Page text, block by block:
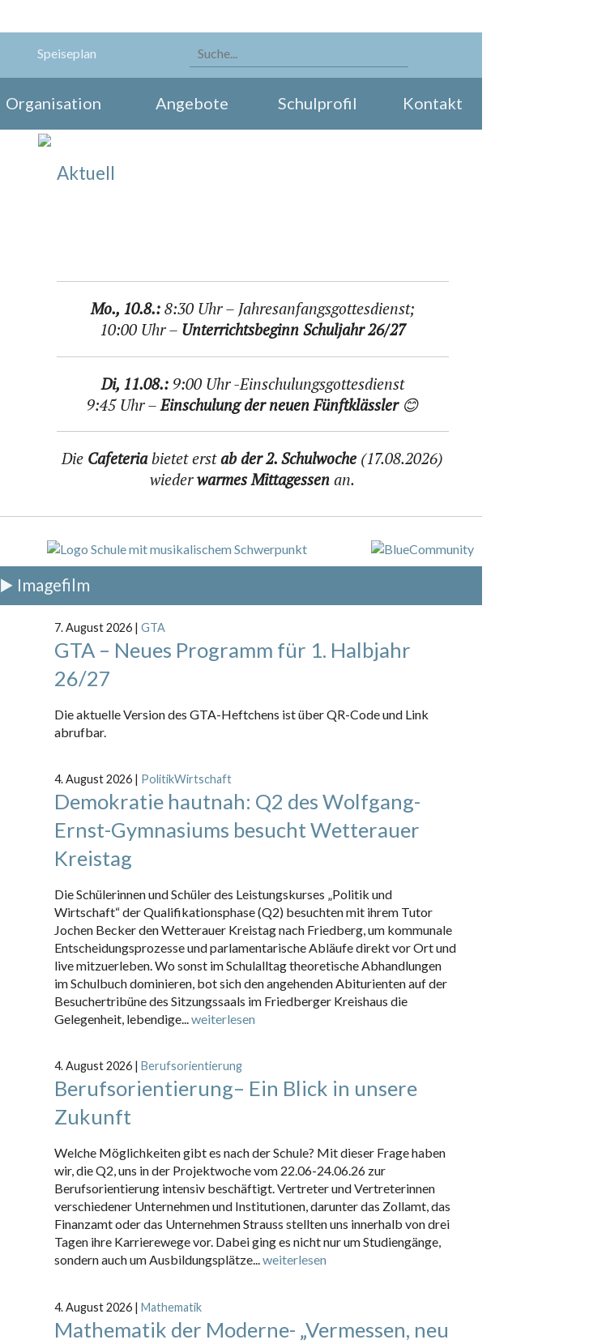
Speiseplan
Organisation Angebote Schulprofil Kontakt
Aktuell
Mo., 10.8.:8:30 Uhr – Jahresanfangsgottesdienst;
10:00 Uhr – Unterrichtsbeginn Schuljahr 26/27
Di, 11.08.:9:00 Uhr -Einschulungsgottesdienst
9:45 Uhr –Einschulung der neuen Fünftklässler 😊
Die Cafeteriabietet erstab der 2. Schulwoche (17.08.2026)
wiederwarmes Mittagessen an.
▶️ Imagefilm
7. August 2026 | GTA
GTA – Neues Programm für 1. Halbjahr
26/27
Die aktuelle Version des GTA-Heftchens ist über QR-Code und Link
abrufbar.
4. August 2026 | PolitikWirtschaft
Demokratie hautnah: Q2 des Wolfgang-
Ernst-Gymnasiums besucht Wetterauer
Kreistag
Die Schülerinnen und Schüler des Leistungskurses „Politik und
Wirtschaft“ der Qualifikationsphase (Q2) besuchten mit ihrem Tutor
Jochen Becker den Wetterauer Kreistag nach Friedberg, um kommunale
Entscheidungsprozesse und parlamentarische Abläufe direkt vor Ort und
live mitzuerleben. Wo sonst im Schulalltag theoretische Abhandlungen
im Schulbuch dominieren, bot sich den angehenden Abiturienten auf der
Besuchertribüne des Sitzungssaals im Friedberger Kreishaus die
Gelegenheit, lebendige...weiterlesen
4. August 2026 Berufsorientierung
Berufsorientierung– Ein Blick in unsere
Zukunft
Welche Möglichkeiten gibt es nach der Schule? Mit dieser Frage haben
wir, die Q2, uns in der Projektwoche vom 22.06-24.06.26 zur
Berufsorientierung intensiv beschäftigt. Vertreter und Vertreterinnen
verschiedener Unternehmen und Institutionen, darunter das Zollamt, das
Finanzamt oder das Unternehmen Strauss stellten uns innerhalb von drei
Tagen ihre Karrierewege vor. Dabei ging es nicht nur um Studiengänge,
sondern auch um Ausbildungsplätze...weiterlesen
4. August 2026 | Mathematik
Mathematik der Moderne- „Vermessen, neu